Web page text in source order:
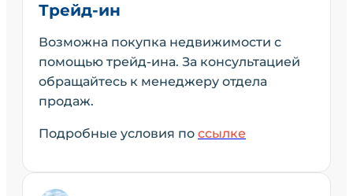
Трейд-ин
Возможна покупка недвижимости с
помощью трейд-ина. За консультацией
обращайтесь к менеджеру отдела
продаж.
Подробные условия по ссылке